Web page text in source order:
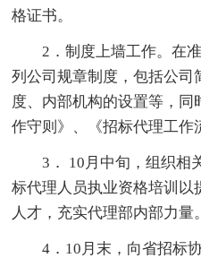
格证书。
2．制度上墙工作。在准
列公司规章制度，包括公司
度、内部机构的设置等，同
作守则》、《招标代理工作
3． 10月中旬，组织相
标代理人员执业资格培训
人才，充实代理部内部力量。
4．10月末，向省招标协